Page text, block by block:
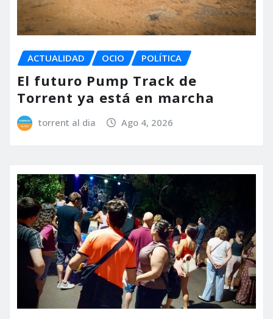
ACTUALIDAD OCIO POLÍTICA
El futuro Pump Track de
Torrent ya está en marcha
torrent al dia Ago 4, 2026